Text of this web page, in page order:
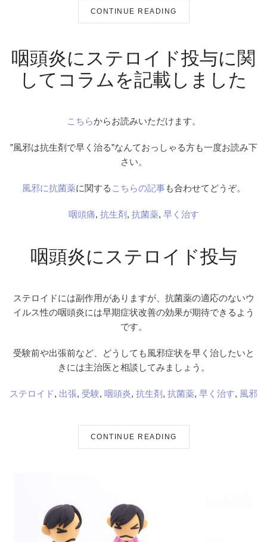
CONTINUE READING
咽頭炎にステロイド投与に関
してコラムを記載しました
こちらからお読みいただけます。
”風邪は抗生剤で早く治る”なんておっしゃる方も一度お読み下
さい。
風邪に抗菌薬に関する こちらの記事も合わせてどうぞ。
咽頭痛, 抗生剤 , 抗菌薬, 早く治す
咽頭炎にステロイド投与
ステロイドには副作用がありますが、抗菌薬の適応のないウ
イルス性の咽頭炎には早期症状改善の効果が期待できるよう
です。
受験前や出張前など、どうしても風邪症状を早く治したいと
きには主治医と相談してみましょう。
ステロイド, 出張, 受験, 咽頭炎, 抗生剤 , 抗菌薬, 早く治す, 風邪
CONTINUE READING